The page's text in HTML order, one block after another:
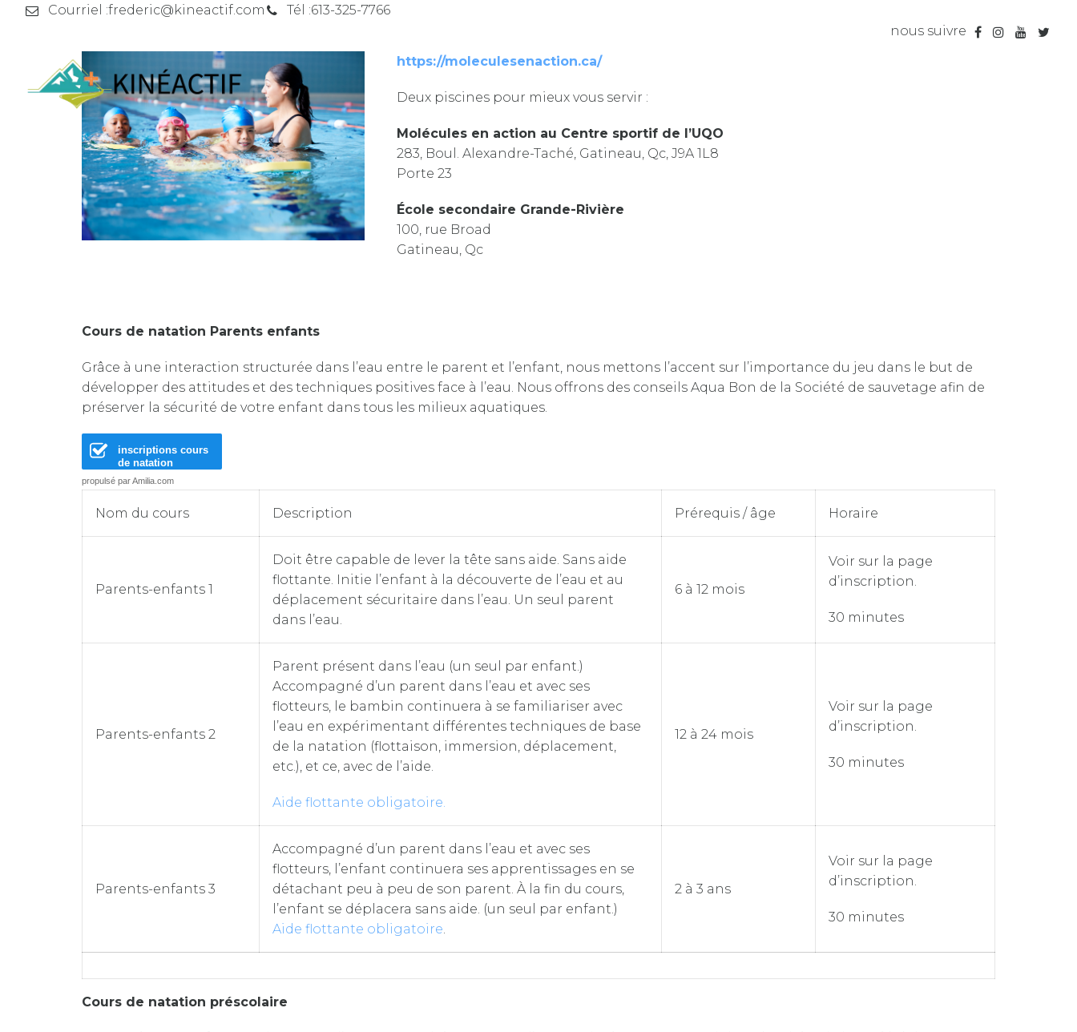
Courriel :frederic@kineactif.com Tél :613-325-7766
nous suivre
https://moleculesenaction.ca/
Deux piscines pour mieux vous servir :
Molécules en action au Centre sportif de l’UQO
283, Boul. Alexandre-Taché, Gatineau, Qc, J9A 1L8
Porte 23
École secondaire Grande-Rivière
100, rue Broad
Gatineau, Qc
Cours de natation Parents enfants
Grâce à une interaction structurée dans l’eau entre le parent et l’enfant, nous mettons l’accent sur l’importance du jeu dans le but de
développer des attitudes et des techniques positives face à l’eau. Nous offrons des conseils Aqua Bon de la Société de sauvetage afin de
préserver la sécurité de votre enfant dans tous les milieux aquatiques.
inscriptions cours
de natation
propulsé par Amilia.com
Nom du cours Description Prérequis / âge Horaire
Parents-enfants 1
Doit être capable de lever la tête sans aide. Sans aide
flottante. Initie l’enfant à la découverte de l’eau et au
déplacement sécuritaire dans l’eau. Un seul parent
dans l’eau.
6 à 12 mois
Voir sur la page
d’inscription.
30 minutes
Parents-enfants 2
Parent présent dans l’eau (un seul par enfant.)
Accompagné d’un parent dans l’eau et avec ses
flotteurs, le bambin continuera à se familiariser avec
l’eau en expérimentant différentes techniques de base
de la natation (flottaison, immersion, déplacement,
etc.), et ce, avec de l’aide.
Aide flottante obligatoire.
12 à 24 mois
Voir sur la page
d’inscription.
30 minutes
Parents-enfants 3
Accompagné d’un parent dans l’eau et avec ses
flotteurs, l’enfant continuera ses apprentissages en se
détachant peu à peu de son parent. À la fin du cours,
l’enfant se déplacera sans aide. (un seul par enfant.)
Aide flottante obligatoire.
2 à 3 ans
Voir sur la page
d’inscription.
30 minutes
Cours de natation préscolaire